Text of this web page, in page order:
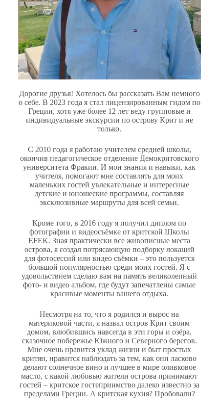
Дорогие друзья! Хотелось бы рассказать Вам немного
о себе. В 2023 года я стал лицензированным гидом по
Греции, хотя уже более 12 лет веду групповые и
индивидуальные экскурсии по острову Крит и не
только.
С 2010 года я работаю учителем средней школы,
окончив педагогическое отделение Демокритовского
университета Фракии. И мои знания и навыки, как
учителя, помогают мне составлять для моих
маленьких гостей увлекательные и интересные
детские и юношеские программы, составляя
эксклюзивные маршруты для всей семьи.
Кроме того, в 2016 году я получил диплом по
фотографии и видеосъёмке от критской Школы
EFEK. Зная практически все живописные места
острова, я создал потрясающую подборку локаций
для фотосессий или видео съёмки – это пользуется
большой популярностью среди моих гостей. Я с
удовольствием сделаю вам на память великолепный
фото- и видео альбом, где будут запечатлены самые
красивые моменты вашего отдыха.
Несмотря на то, что я родился и вырос на
материковой части, я назвал остров Крит своим
домом, влюбившись навсегда в эти горы и озёра,
сказочное побережье Южного и Северного берегов.
Мне очень нравится уклад жизни и быт простых
критян, нравится наблюдать за тем, как они ласково
делают солнечное вино и лучшее в мире оливковое
масло, с какой любовью жители острова принимают
гостей – критское гостеприимство далеко известно за
пределами Греции. А критская кухня? Пробовали?